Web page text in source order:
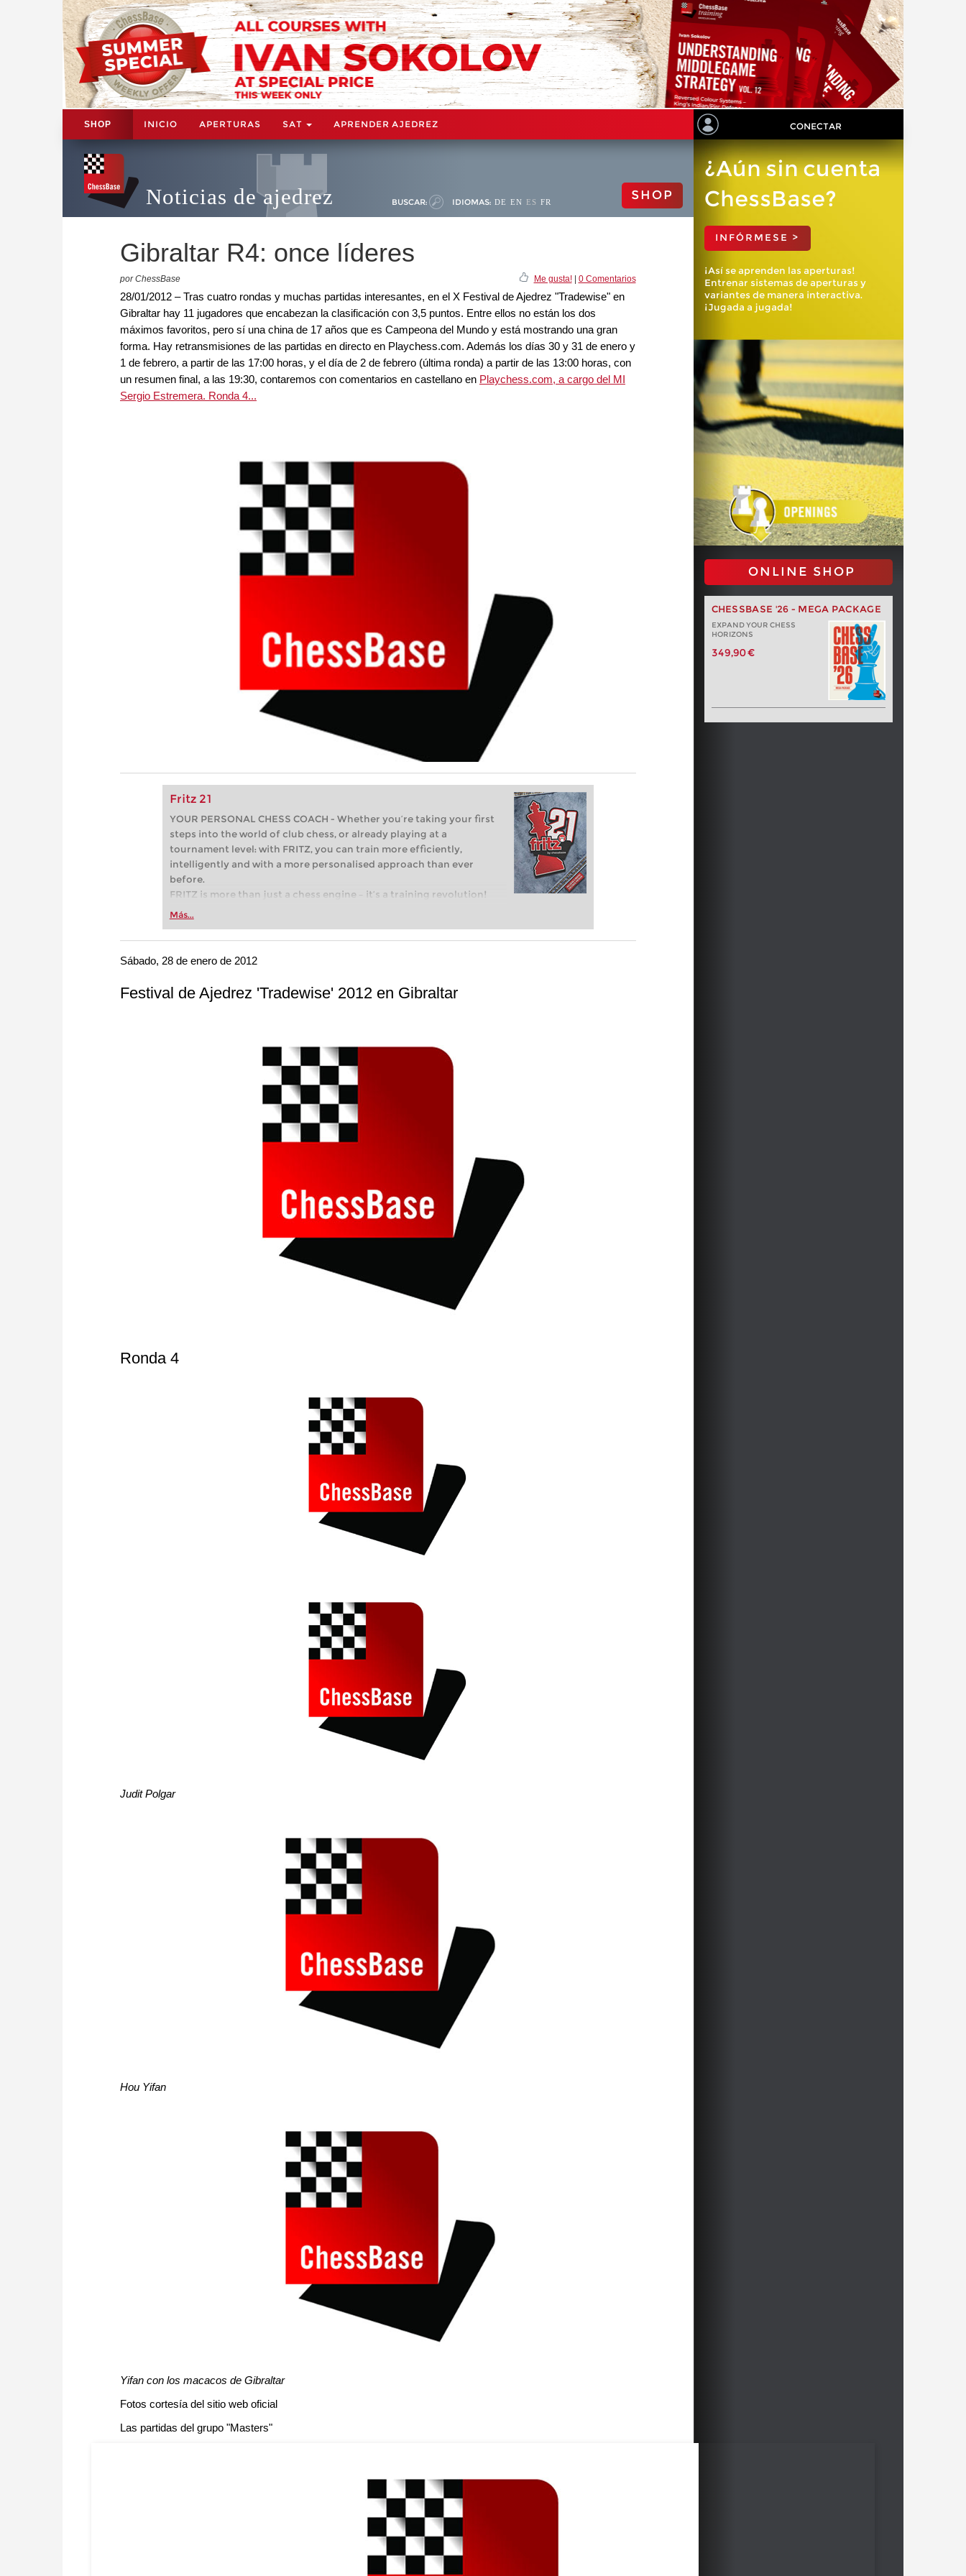
SHOP INICIO APERTURAS SAT APRENDER AJEDREZ CONECTAR
Noticias de ajedrez BUSCAR: IDIOMAS: DE EN ES FR SHOP
Gibraltar R4: once líderes
por ChessBase Me gusta!| 0 Comentarios
28/01/2012 – Tras cuatro rondas y muchas partidas interesantes, en el X Festival de Ajedrez "Tradewise" en
Gibraltar hay 11 jugadores que encabezan la clasificación con 3,5 puntos. Entre ellos no están los dos
máximos favoritos, pero sí una china de 17 años que es Campeona del Mundo y está mostrando una gran
forma. Hay retransmisiones de las partidas en directo en Playchess.com. Además los días 30 y 31 de enero y
1 de febrero, a partir de las 17:00 horas, y el día de 2 de febrero (última ronda) a partir de las 13:00 horas, con
un resumen final, a las 19:30, contaremos con comentarios en castellano en Playchess.com, a cargo del MI
Sergio Estremera. Ronda 4...
Fritz 21
YOUR PERSONAL CHESS COACH - Whether you’re taking your first
steps into the world of club chess, or already playing at a
tournament level: with FRITZ, you can train more efficiently,
intelligently and with a more personalised approach than ever
before.
FRITZ is more than just a chess engine – it’s a training revolution!
Whether you’re taking your first steps into the world of club chess,
more efficiently, intelligently and with a more personalised
approach than ever before.
Más...
¿Aún sin cuenta
ChessBase?
INFÓRMESE >
¡Así se aprenden las aperturas!
Entrenar sistemas de aperturas y
variantes de manera interactiva.
¡Jugada a jugada!
ONLINE SHOP
CHESSBASE '26 - MEGA PACKAGE
EXPAND YOUR CHESS
HORIZONS
349,90 €
Sábado, 28 de enero de 2012
Festival de Ajedrez 'Tradewise' 2012 en Gibraltar
Ronda 4
Judit Polgar
Hou Yifan
Yifan con los macacos de Gibraltar
Fotos cortesía del sitio web oficial
Las partidas del grupo "Masters"